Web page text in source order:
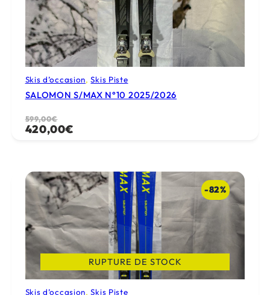
Skis d’occasion, Skis Piste
SALOMON S/MAX N°10 2025/2026
599,00€
Le
prix
599,00€.
420,00€
Le
prix
420,00€.
-82%
RUPTURE DE STOCK
Skis d’occasion, Skis Piste